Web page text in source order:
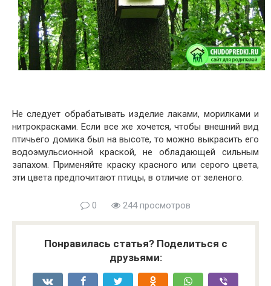
Не следует обрабатывать изделие лаками, морилками и
нитрокрасками. Если все же хочется, чтобы внешний вид
птичьего домика был на высоте, то можно выкрасить его
водоэмульсионной краской, не обладающей сильным
запахом. Применяйте краску красного или серого цвета,
эти цвета предпочитают птицы, в отличие от зеленого.
0 244 просмотров
Понравилась статья? Поделиться с
друзьями: